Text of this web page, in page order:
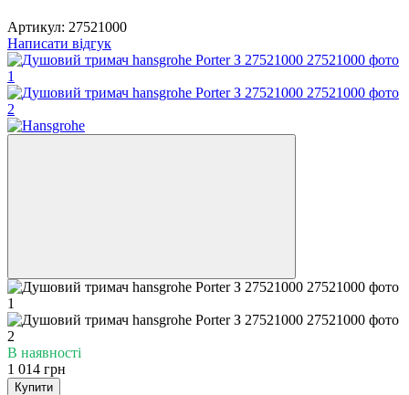
Артикул: 27521000
Написати відгук
В наявності
1 014 грн
Купити